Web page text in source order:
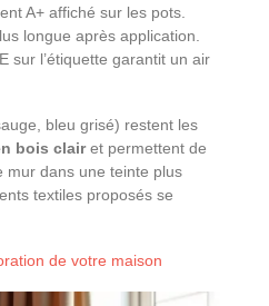
A+ affiché sur les pots.
longue après application.
sur l’étiquette garantit un air
bleu grisé) restent les
bois clairet permettent de
mur dans une teinte plus
textiles proposés se
de votre maison